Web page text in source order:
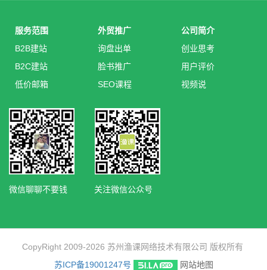
服务范围
B2B建站
B2C建站
低价邮箱
外贸推广
询盘出单
脸书推广
SEO课程
公司简介
创业思考
用户评价
视频说
微信聊聊不要钱 关注微信公众号
CopyRight 2009-2026 苏州渔课网络技术有限公司 版权所有
苏ICP备19001247号
网站地图